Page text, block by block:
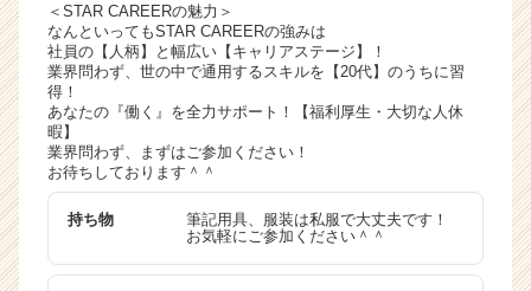
＜STAR CAREERの魅力＞
なんといってもSTAR CAREERの強みは
社員の【人柄】と幅広い【キャリアステージ】！
業界問わず、世の中で通用するスキルを【20代】のうちに習
得！
あなたの『働く』を全力サポート！【福利厚生・大切な人休
暇】
業界問わず、まずはご参加ください！
お待ちしております＾＾
持ち物
筆記用具、服装は私服で大丈夫です！
お気軽にご参加ください＾＾